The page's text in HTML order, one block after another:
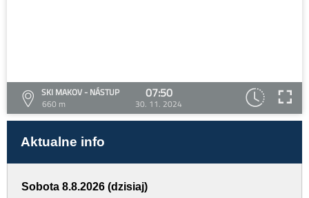
SKI MAKOV - NÁSTUP
660 m
07:50
30. 11. 2024
Aktualne info
Sobota 8.8.2026 (dzisiaj)